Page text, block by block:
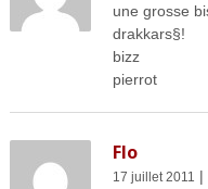
une grosse
drakkars§!
bizz
pierrot
Flo
17 juillet 2011 |